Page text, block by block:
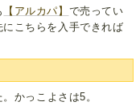
【アルカパ】 で売ってい
こちらを入手できれば
かっこよさは5。